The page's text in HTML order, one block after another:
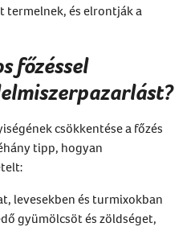
termelnek, és elrontják a
főzéssel
csökkentése a főzés
tipp, hogyan
levesekben és turmixokban
gyümölcsöt és zöldséget,